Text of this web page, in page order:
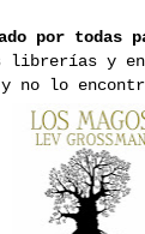
por todas
librerías y
y no lo